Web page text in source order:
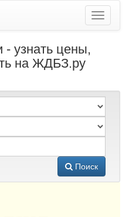
- узнать цены,
на ЖДБЗ.ру
Поиск